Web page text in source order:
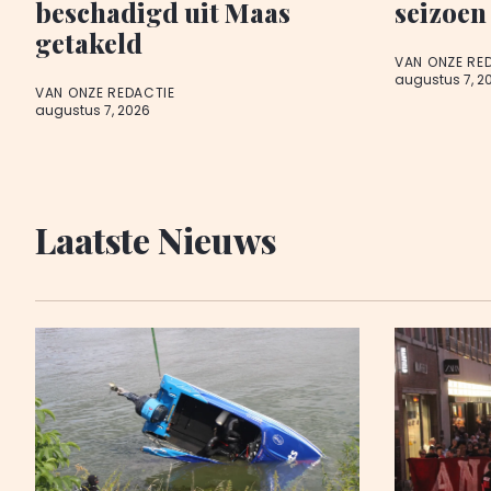
beschadigd uit Maas
getakeld
VAN ONZE REDACTIE
augustus 7, 2026
seizoen
VAN ONZE
augustus 7,
Laatste Nieuws